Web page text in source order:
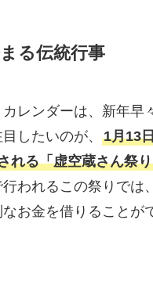
る伝統行事
レンダーは、新年早
目したいのが、1月13
れる「虚空蔵さん祭
われるこの祭りでは
お金を借りることが